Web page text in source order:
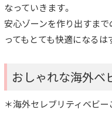
なっていきます。
安心ゾーンを作り出すま
ってもとても快適になるは
おしゃれな海外ベ
＊海外セレブリティベビー